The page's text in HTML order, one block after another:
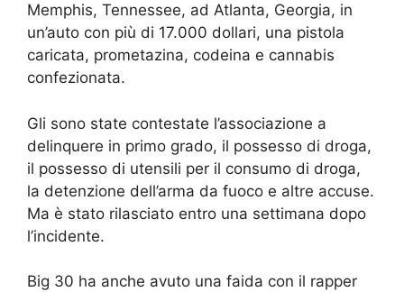
Memphis, Tennessee, ad Atlanta, Georgia, in
un’auto con più di 17.000 dollari, una pistola
caricata, prometazina, codeina e cannabis
confezionata.
Gli sono state contestate l’associazione a
delinquere in primo grado, il possesso di droga,
il possesso di utensili per il consumo di droga,
la detenzione dell’arma da fuoco e altre accuse.
Ma è stato rilasciato entro una settimana dopo
l’incidente.
Big 30 ha anche avuto una faida con il rapper